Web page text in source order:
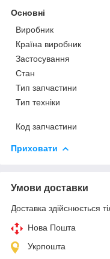
Основні
Виробник
Країна виробник
Застосування
Стан
Тип запчастини
Тип техніки
Код запчастини
Приховати
Умови доставки
Доставка здійснюється
Нова Пошта
Укрпошта